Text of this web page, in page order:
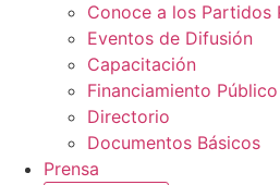
Conoce a los Partidos
Eventos de Difusión
Capacitación
Financiamiento Público
Directorio
Documentos Básicos
Prensa